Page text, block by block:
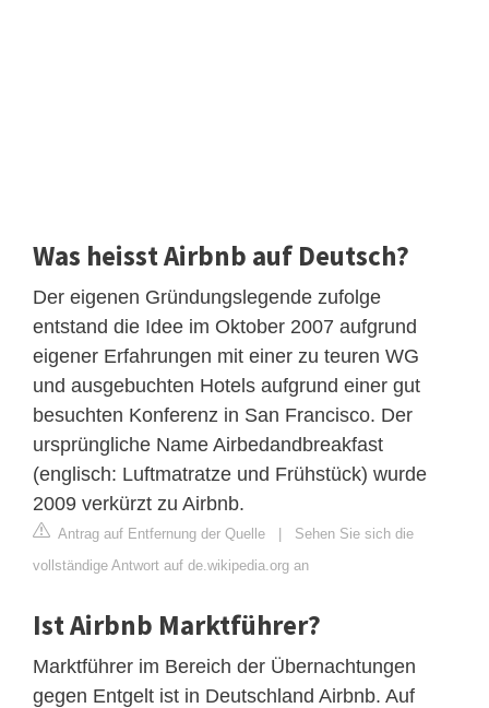
Was heisst Airbnb auf Deutsch?
Der eigenen Gründungslegende zufolge
entstand die Idee im Oktober 2007 aufgrund
eigener Erfahrungen mit einer zu teuren WG
und ausgebuchten Hotels aufgrund einer gut
besuchten Konferenz in San Francisco. Der
ursprüngliche Name Airbedandbreakfast
(englisch: Luftmatratze und Frühstück) wurde
2009 verkürzt zu Airbnb.
Antrag auf Entfernung der Quelle | Sehen Sie sich die
vollständige Antwort auf de.wikipedia.org an
Ist Airbnb Marktführer?
Marktführer im Bereich der Übernachtungen
gegen Entgelt ist in Deutschland Airbnb. Auf